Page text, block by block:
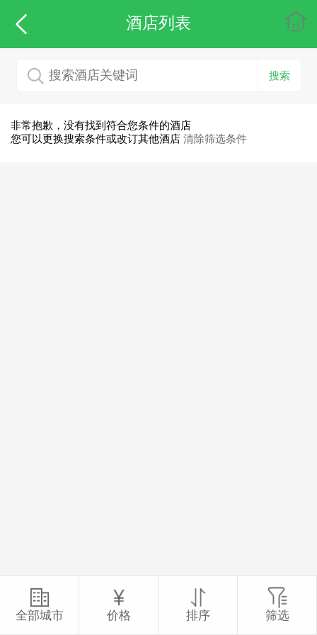
酒店列表
搜索
非常抱歉，没有找到符合您条件的酒店
您可以更换搜索条件或改订其他酒店 清除筛选条件
全部城市 价格 排序 筛选